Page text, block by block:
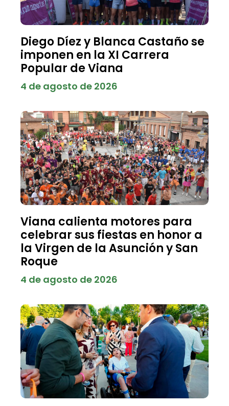
Diego Díez y Blanca Castaño se
imponen en la XI Carrera
Popular de Viana
4 de agosto de 2026
Viana calienta motores para
celebrar sus fiestas en honor a
la Virgen de la Asunción y San
Roque
4 de agosto de 2026